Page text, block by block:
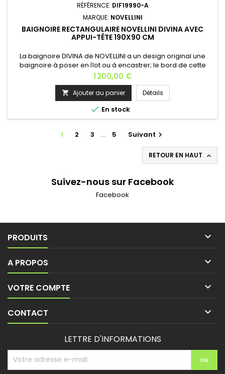
RÉFÉRENCE: DIF19990-A
MARQUE: NOVELLINI
BAIGNOIRE RECTANGULAIRE NOVELLINI DIVINA AVEC
APPUI-TÊTE 190X90 CM
La baignoire DIVINA de NOVELLINI a un design original une
baignoire à poser en îlot ou à encastrer; le bord de cette
baignoire est incliné simplement afin de faciliter
l’écoulement de l’eau.Le système de vidage automatique et
le repose-tête sont fournis. Caractéristiques:• 190x90 cm /
420 L• Hauteur: 63 cm• Installation: à poser, à encastrer•
Matière:...
Prix
1 200,00 €
 Ajouter au panier Détails
 En stock
1 2 3 … 5 Suivant 
RETOUR EN HAUT 
Suivez-nous sur Facebook
Facebook
PRODUITS 
A PROPOS 
VOTRE COMPTE 
CONTACT 
LETTRE D'INFORMATIONS